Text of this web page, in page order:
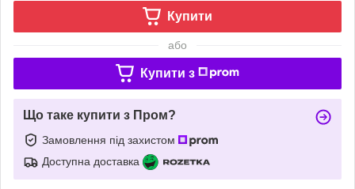
Купити
або
Купити з
Що таке купити з Пром?
Замовлення під захистом
Доступна доставка